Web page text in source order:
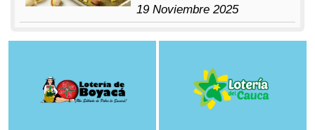
19 Noviembre 2025